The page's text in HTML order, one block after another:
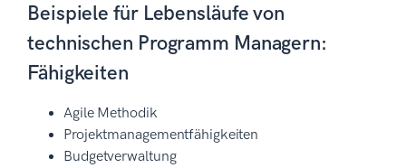
Beispiele für Lebensläufe von
technischen Programm Managern:
Fähigkeiten
Agile Methodik
Projektmanagementfähigkeiten
Budgetverwaltung